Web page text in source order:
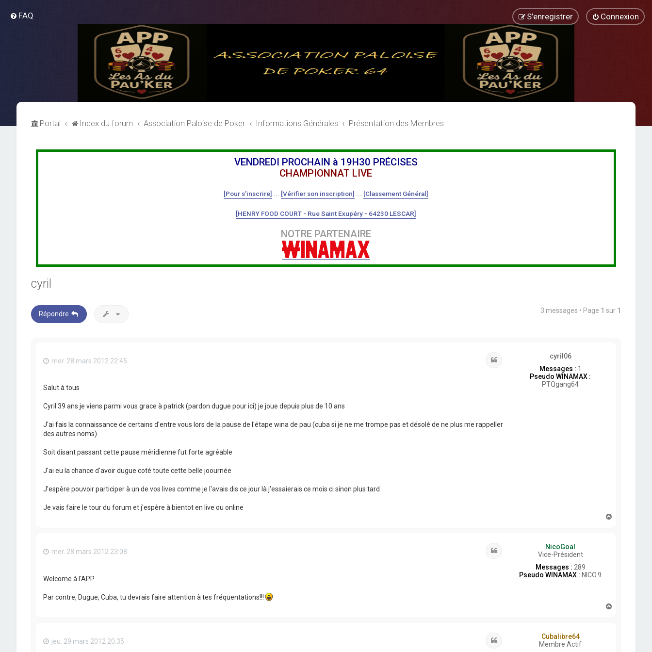
FAQ Connexion
S’enregistrer
Portal Index du forum Association Paloise de Poker Informations Générales Présentation des Membres
VENDREDI PROCHAIN à 19H30 PRÉCISES
CHAMPIONNAT LIVE
[Pour s'inscrire] [Vérifier son inscription] [Classement Général]
[HENRY FOOD COURT - Rue Saint Exupéry - 64230 LESCAR]
NOTRE PARTENAIRE
cyril
Répondre 3 messages • Page 1 sur 1
cyril06
Messages : 1
Pseudo WINAMAX :
PTQgang64
mer. 28 mars 2012 22:45
Salut à tous
Cyril 39 ans je viens parmi vous grace à patrick (pardon dugue pour ici) je joue depuis plus de 10 ans
J'ai fais la connaissance de certains d'entre vous lors de la pause de l'étape wina de pau (cuba si je ne me trompe pas et désolé de ne plus me rappeller
des autres noms)
Soit disant passant cette pause méridienne fut forte agréable
J'ai eu la chance d'avoir dugue coté toute cette belle joournée
J'espère pouvoir participer à un de vos lives comme je l'avais dis ce jour là j'essaierais ce mois ci sinon plus tard
Je vais faire le tour du forum et j'espère à bientot en live ou online
NicoGoal
Vice-Président
Messages : 289
Pseudo WINAMAX : NICO.9
mer. 28 mars 2012 23:08
Welcome à l'APP
Par contre, Dugue, Cuba, tu devrais faire attention à tes fréquentations!!!
Cubalibre64
Membre Actif
jeu. 29 mars 2012 20:35